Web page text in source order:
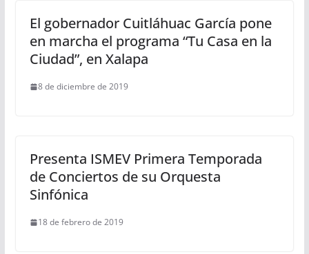
El gobernador Cuitláhuac García pone
en marcha el programa “Tu Casa en la
Ciudad”, en Xalapa
8 de diciembre de 2019
Presenta ISMEV Primera Temporada
de Conciertos de su Orquesta
Sinfónica
18 de febrero de 2019